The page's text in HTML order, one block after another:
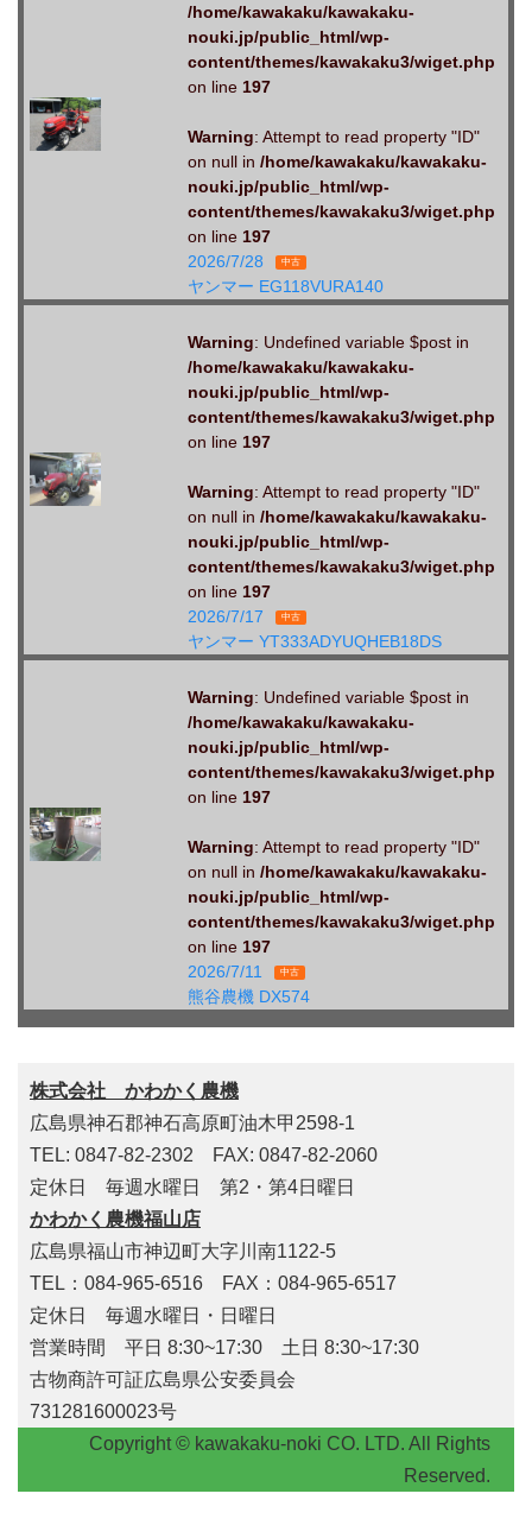
/home/kawakaku/kawakaku-
nouki.jp/public_html/wp-
content/themes/kawakaku3/wiget.php
on line 197
Warning: Attempt to read property "ID"
on null in /home/kawakaku/kawakaku-
nouki.jp/public_html/wp-
content/themes/kawakaku3/wiget.php
on line 197
2026/7/28
中古
ヤンマー EG118VURA140
Warning: Undefined variable $post in
/home/kawakaku/kawakaku-
nouki.jp/public_html/wp-
content/themes/kawakaku3/wiget.php
on line 197
Warning: Attempt to read property "ID"
on null in /home/kawakaku/kawakaku-
nouki.jp/public_html/wp-
content/themes/kawakaku3/wiget.php
on line 197
2026/7/17
中古
ヤンマー YT333ADYUQHEB18DS
Warning: Undefined variable $post in
/home/kawakaku/kawakaku-
nouki.jp/public_html/wp-
content/themes/kawakaku3/wiget.php
on line 197
Warning: Attempt to read property "ID"
on null in /home/kawakaku/kawakaku-
nouki.jp/public_html/wp-
content/themes/kawakaku3/wiget.php
on line 197
2026/7/11
中古
熊谷農機 DX574
株式会社 かわかく農機
広島県神石郡神石高原町油木甲2598-1
TEL: 0847-82-2302 FAX: 0847-82-2060
定休日 毎週水曜日 第2・第4日曜日
かわかく農機福山店
広島県福山市神辺町大字川南1122-5
TEL：084-965-6516 FAX：084-965-6517
定休日 毎週水曜日・日曜日
営業時間 平日 8:30~17:30 土日 8:30~17:30
古物商許可証広島県公安委員会
731281600023号
Copyright © kawakaku-noki CO. LTD. All Rights
Reserved.